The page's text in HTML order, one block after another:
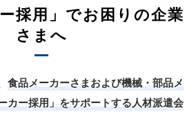
採用」でお困りの企業
さまへ
食品メーカーさまおよび機械・部品メ
カー採用」をサポートする人材派遣会